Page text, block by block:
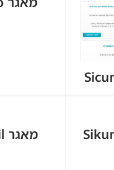
מאגר Sicum.co.il